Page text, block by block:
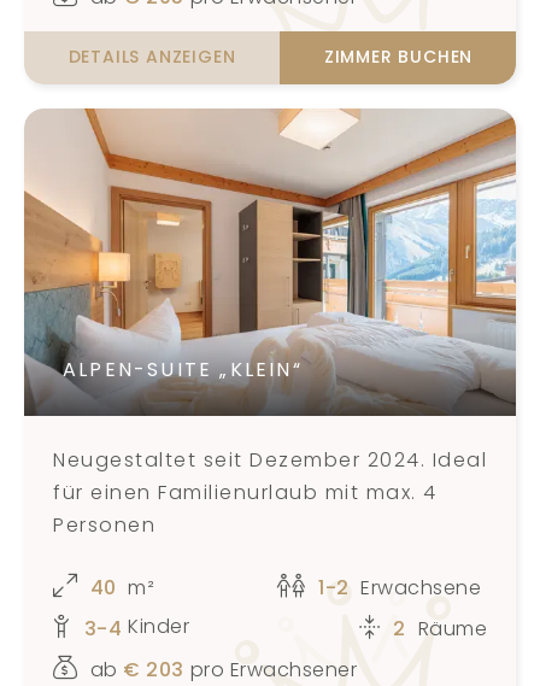
DETAILS ANZEIGEN ZIMMER BUCHEN
ALPEN-SUITE „KLEIN“
Neugestaltet seit Dezember 2024. Ideal
für einen Familienurlaub mit max. 4
Personen
1-2 Erwachsene
3-4 Kinder
40 m²
2 Räume
ab € 203 pro Erwachsener